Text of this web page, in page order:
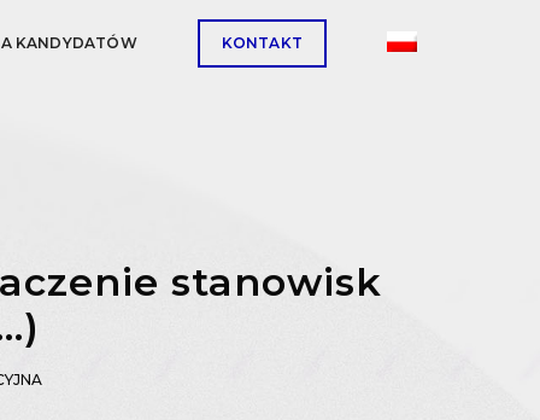
KANDYDATÓW KONTAKT
stanowisk